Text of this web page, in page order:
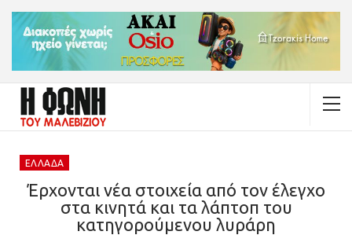
ΕΛΛΆΔΑ
Έρχονται νέα στοιχεία από τον έλεγχο
στα κινητά και τα λάπτοπ του
κατηγορούμενου λυράρη